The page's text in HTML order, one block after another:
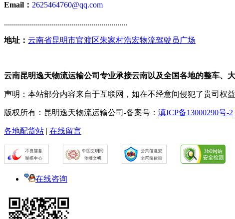
Email： 2625464760@qq.com
..............................................................
地址： 云南省昆明市官渡区朱家村浩宏物流驾驶员广场
云南昆明逸天物流运输公司专业承接云南以及全国各地的整车、
声明：本站部分内容来自于互联网，如在不经意间侵犯了贵司权
版权所有：昆明逸天物流运输公司-备案号： 滇ICP备13000290号-2
各地配货站 | 在线留言
在线咨询